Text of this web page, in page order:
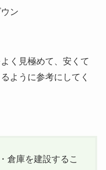
ン
く見極めて、安くて
ように参考にしてく
倉庫を建設するこ